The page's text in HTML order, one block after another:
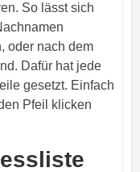
So lässt sich
oder nach dem
Dafür hat jede
gesetzt. Einfach
Pfeil klicken